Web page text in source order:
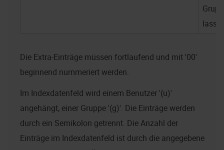
Die Extra-Einträge müssen fortlaufend und mit '00'
beginnend nummeriert werden.
Im Indexdatenfeld wird einem Benutzer '(u)'
angehängt, einer Gruppe '(g)'. Die Einträge werden
durch ein Semikolon getrennt. Die Anzahl der
Einträge im Indexdatenfeld ist durch die angegebene